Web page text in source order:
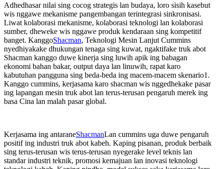
Adhedhasar nilai sing cocog strategis lan budaya, loro sisih kasebut
wis nggawe mekanisme pangembangan terintegrasi sinkronisasi.
Liwat kolaborasi mekanisme, kolaborasi teknologi lan kolaborasi
sumber, dheweke wis nggawe produk kendaraan sing kompetitif
banget. KanggoShacman, Teknologi Mesin Lanjut Cummins
nyedhiyakake dhukungan tenaga sing kuwat, ngaktifake truk abot
Shacman kanggo duwe kinerja sing luwih apik ing babagan
ekonomi bahan bakar, output daya lan linuwih, rapat karo
kabutuhan pangguna sing beda-beda ing macem-macem skenario1.
Kanggo cummins, kerjasama karo shacman wis nggedhekake pasar
ing lapangan mesin truk abot lan terus-terusan pengaruh merek ing
basa Cina lan malah pasar global.
Kerjasama ing antaraneShacmanLan cummins uga duwe pengaruh
positif ing industri truk abot kabeh. Kaping pisanan, produk berbaik
sing terus-terusan wis terus-terusan nyegerake level teknis lan
standar industri teknik, promosi kemajuan lan inovasi teknologi